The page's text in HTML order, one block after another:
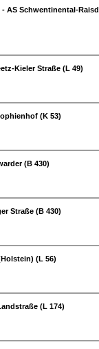
AS Schwentinental-
Kieler Straße (L 49)
(K 53)
(B 430)
Straße (B 430)
(L 56)
(L 174)